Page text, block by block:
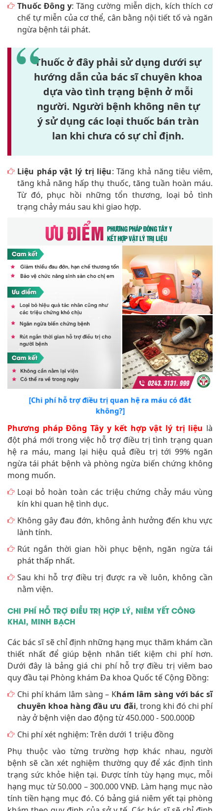
Thuốc Đông y: Tăng cường miễn dịch, kích thích cơ
chế tự miễn của cơ thể, cân bằng nội tiết tố và ngăn
ngừa bệnh tái phát.
Thuốc ở đây phải sử dụng dưới sự
hướng dẫn của bác sĩ chuyên khoa
dựa vào tình trạng bệnh ở mỗi
người. Người bệnh không nên tự
ý sử dụng các loại thuốc bán tràn
lan khi chưa có sự chỉ định.
Liệu pháp vật lý trị liệu: Tăng khả năng tiêu viêm,
tăng khả năng hấp thụ thuốc, tăng tuần hoàn máu.
Từ đó, phục hồi những tổn thương, loại bỏ tình
trạng chảy máu sau khi giao hợp.
[Chi phí hỗ trợ điều trị quan hệ ra máu có đắt
không?]
Phương pháp Đông Tây y kết hợp vật lý trị liệu là
đột phá mới trong việc hỗ trợ điều trị tình trạng quan
hệ ra máu, mang lại hiệu quả điều trị tới 99% ngăn
ngừa tái phát bệnh và phòng ngừa biến chứng không
mong muốn.
Loại bỏ hoàn toàn các triệu chứng chảy máu vùng
kín khi quan hệ tình dục.
Không gây đau đớn, không ảnh hưởng đến khu vực
lành tính.
Rút ngắn thời gian hồi phục bệnh, ngăn ngừa tái
phát thấp nhất.
Sau khi hỗ trợ điều trị được ra về luôn, không cần
nằm viện.
CHI PHÍ HỖ TRỢ ĐIỀU TRỊ HỢP LÝ, NIÊM YẾT CÔNG
KHAI, MINH BẠCH
Các bác sĩ sẽ chỉ định những hạng mục thăm khám cần
thiết nhất để giúp bệnh nhân tiết kiệm chi phí hơn.
Dưới đây là bảng giá chi phí hỗ trợ điều trị viêm bao
quy đầu tại Phòng khám Đa khoa Quốc tế Cộng Đồng:
Chi phí khám lâm sàng – Khám lâm sàng với bác sĩ
chuyên khoa hàng đầu ưu đãi, trong khi đó chi phí
này ở bệnh viện dao động từ 450.000 - 500.000Đ
Chi phí xét nghiệm: Trên dưới 1 triệu đồng
Phụ thuộc vào từng trường hợp khác nhau, người
bệnh sẽ cần xét nghiệm thường quy để xác định tình
trạng sức khỏe hiện tại. Được tính tùy hạng mục, mỗi
hạng mục từ 50.000 – 300.000 VNĐ. Làm hạng mục nào
tính tiền hạng mục đó. Có bảng giá niêm yết tại phòng